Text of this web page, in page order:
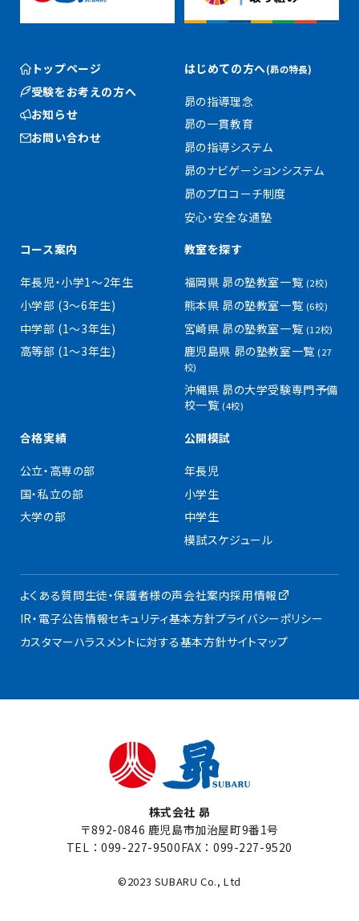
トップページ
受験をお考えの方へ
お知らせ
お問い合わせ
はじめての方へ(昴の特長)
昴の指導理念
昴の一貫教育
昴の指導システム
昴のナビゲーションシステム
昴のプロコーチ制度
安心・安全な通塾
コース案内
年長児・小学1〜2年生
小学部 (3〜6年生)
中学部 (1〜3年生)
高等部 (1〜3年生)
教室を探す
福岡県 昴の塾教室一覧 (2校)
熊本県 昴の塾教室一覧 (6校)
宮崎県 昴の塾教室一覧 (12校)
鹿児島県 昴の塾教室一覧(27
校)
沖縄県 昴の大学受験専門予備
校一覧 (4校)
合格実績
公立・高専の部
国・私立の部
大学の部
公開模試
年長児
小学生
中学生
模試スケジュール
よくある質問生徒・保護者様の声会社案内採用情報
IR・電子公告情報セキュリティ基本方針プライバシーポリシー
カスタマーハラスメントに対する基本方針サイトマップ
株式会社 昴
〒892-0846 鹿児島市加治屋町9番1号
TEL：099-227-9500FAX：099-227-9520
©2023 SUBARU Co., Ltd